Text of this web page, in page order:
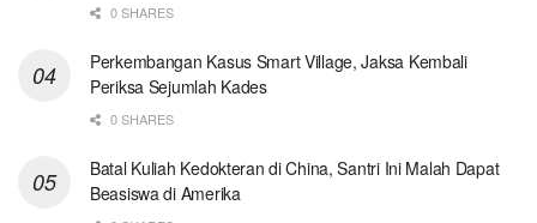
0 SHARES
Perkembangan Kasus Smart Village, Jaksa Kembali
Periksa Sejumlah Kades
0 SHARES
Batal Kuliah Kedokteran di China, Santri Ini Malah Dapat
Beasiswa di Amerika